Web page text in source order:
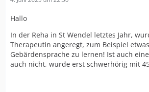
Hallo
In der Reha in St Wendel letztes Jahr,
Therapeutin angeregt, zum Beispiel etwas
Gebärdensprache zu lernen! Ist auch
auch nicht, wurde erst schwerhörig mit